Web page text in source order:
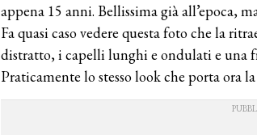
appena 15 anni. Bellissima già all’epoca,
Fa quasi caso vedere questa foto che la
distratto, i capelli lunghi e ondulati e una
Praticamente lo stesso look che porta ora